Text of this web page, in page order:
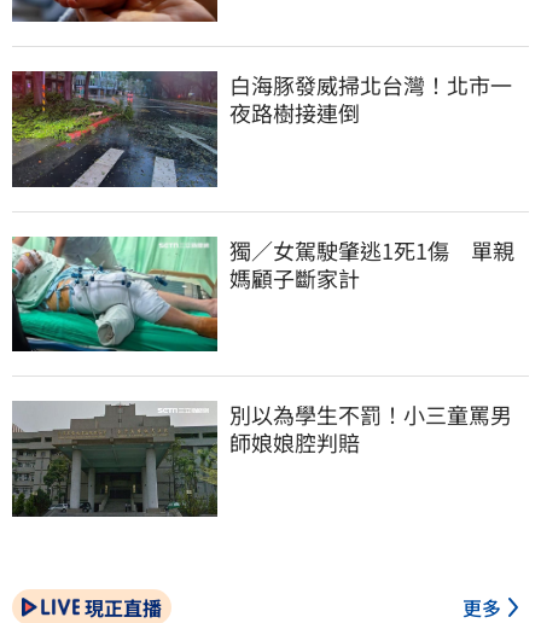
白海豚發威掃北台灣！北市一
夜路樹接連倒
獨／女駕駛肇逃1死1傷　單親
媽顧子斷家計
別以為學生不罰！小三童罵男
師娘娘腔判賠
現正直播 更多